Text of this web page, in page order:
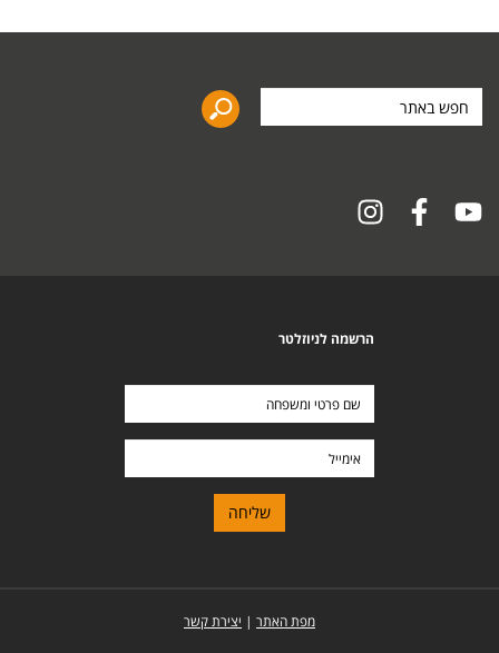
באתר
הרשמה לניוזלטר
מפת האתר | יצירת קשר